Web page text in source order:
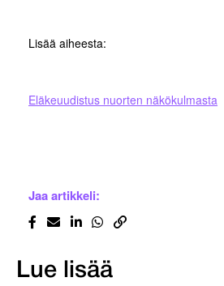
Lisää aiheesta:
Eläkeuudistus nuorten näkökulmasta
Jaa artikkeli:
Lue lisää